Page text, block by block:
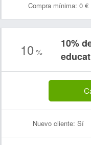
Compra mínima: 0 €
10 %
10%
Nuevo cliente: Sí